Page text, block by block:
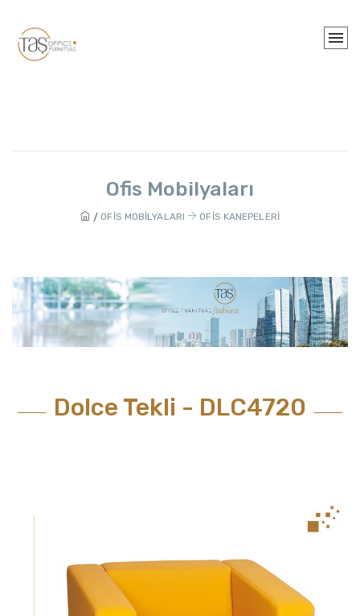
Ofis Mobilyaları
OFIS MOBILYALARI OFIS KANEPELERI
Dolce Tekli - DLC4720